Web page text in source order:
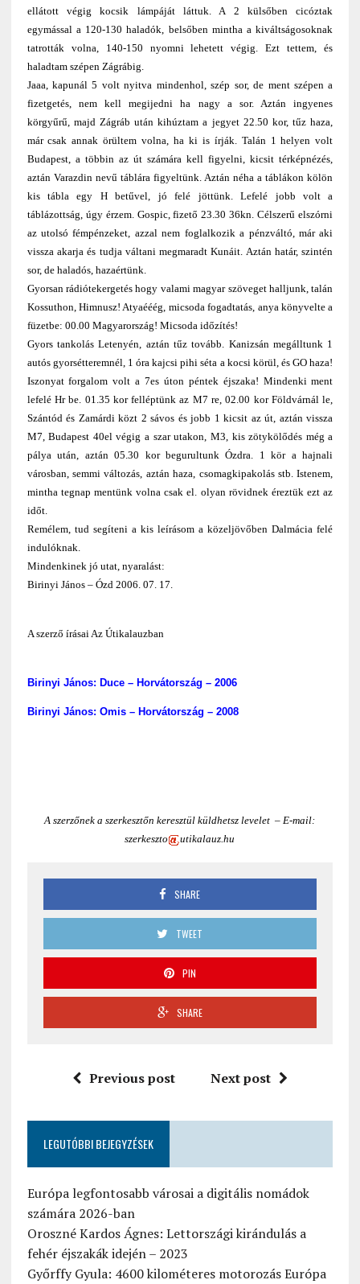
ellátott végig kocsik lámpáját láttuk. A 2 külsőben cicóztak
egymással a 120-130 haladók, belsőben mintha a kiváltságosoknak
tatrották volna, 140-150 nyomni lehetett végig. Ezt tettem, és
haladtam szépen Zágrábig.
Jaaa, kapunál 5 volt nyitva mindenhol, szép sor, de ment szépen a
fizetgetés, nem kell megijedni ha nagy a sor. Aztán ingyenes
körgyűrű, majd Zágráb után kihúztam a jegyet 22.50 kor, tűz haza,
már csak annak örültem volna, ha ki is írják. Talán 1 helyen volt
Budapest, a többin az út számára kell figyelni, kicsit térképnézés,
aztán Varazdin nevű táblára figyeltünk. Aztán néha a táblákon kölön
kis tábla egy H betűvel, jó felé jöttünk. Lefelé jobb volt a
táblázottság, úgy érzem. Gospic, fizető 23.30 36kn. Célszerű elszórni
az utolsó fémpénzeket, azzal nem foglalkozik a pénzváltó, már aki
vissza akarja és tudja váltani megmaradt Kunáit. Aztán határ, szintén
sor, de haladós, hazaértünk.
Gyorsan rádiótekergetés hogy valami magyar szöveget halljunk, talán
Kossuthon, Himnusz! Atyaééég, micsoda fogadtatás, anya könyvelte a
füzetbe: 00.00 Magyarország! Micsoda időzítés!
Gyors tankolás Letenyén, aztán tűz tovább. Kanizsán megálltunk 1
autós gyorsétteremnél, 1 óra kajcsi pihi séta a kocsi körül, és GO haza!
Iszonyat forgalom volt a 7es úton péntek éjszaka! Mindenki ment
lefelé Hr be. 01.35 kor felléptünk az M7 re, 02.00 kor Földvárnál le,
Szántód és Zamárdi közt 2 sávos és jobb 1 kicsit az út, aztán vissza
M7, Budapest 40el végig a szar utakon, M3, kis zötykölődés még a
pálya után, aztán 05.30 kor begurultunk Ózdra. 1 kör a hajnali
városban, semmi változás, aztán haza, csomagkipakolás stb. Istenem,
mintha tegnap mentünk volna csak el. olyan rövidnek éreztük ezt az
időt.
Remélem, tud segíteni a kis leírásom a közeljövőben Dalmácia felé
indulóknak.
Mindenkinek jó utat, nyaralást:
Birinyi János – Ózd 2006. 07. 17.
A szerző írásai Az Útikalauzban
Birinyi János: Duce – Horvátország – 2006
Birinyi János: Omis – Horvátország – 2008
A szerzőnek a szerkesztőn keresztül küldhetsz levelet – E-mail:
szerkeszto
utikalauz.hu
SHARE
TWEET
PIN
SHARE
Previous post Next post
LEGUTÓBBI BEJEGYZÉSEK
Európa legfontosabb városai a digitális nomádok
számára 2026-ban
Oroszné Kardos Ágnes: Lettországi kirándulás a
fehér éjszakák idején – 2023
Győrffy Gyula: 4600 kilométeres motorozás Európa